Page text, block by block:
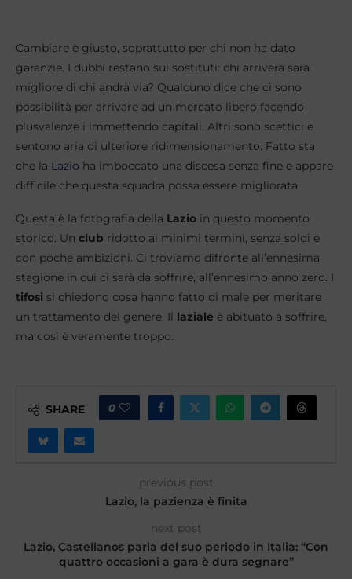
Cambiare è giusto, soprattutto per chi non ha dato
garanzie. I dubbi restano sui sostituti: chi arriverà sarà
migliore di chi andrà via? Qualcuno dice che ci sono
possibilità per arrivare ad un mercato libero facendo
plusvalenze i immettendo capitali. Altri sono scettici e
sentono aria di ulteriore ridimensionamento. Fatto sta
che la Lazio ha imboccato una discesa senza fine e appare
difficile che questa squadra possa essere migliorata.
Questa è la fotografia della Lazio in questo momento
storico. Un club ridotto ai minimi termini, senza soldi e
con poche ambizioni. Ci troviamo difronte all’ennesima
stagione in cui ci sarà da soffrire, all’ennesimo anno zero. I
tifosi si chiedono cosa hanno fatto di male per meritare
un trattamento del genere. Il laziale è abituato a soffrire,
ma così è veramente troppo.
SHARE 0
previous post
Lazio, la pazienza è finita
next post
Lazio, Castellanos parla del suo periodo in Italia: “Con
quattro occasioni a gara è dura segnare”